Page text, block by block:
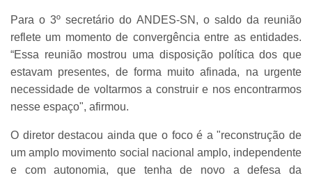
Para o 3º secretário do ANDES-SN, o saldo da reunião
reflete um momento de convergência entre as entidades.
“Essa reunião mostrou uma disposição política dos que
estavam presentes, de forma muito afinada, na urgente
necessidade de voltarmos a construir e nos encontrarmos
nesse espaço", afirmou.
O diretor destacou ainda que o foco é a "reconstrução de
um amplo movimento social nacional amplo, independente
e com autonomia, que tenha de novo a defesa da